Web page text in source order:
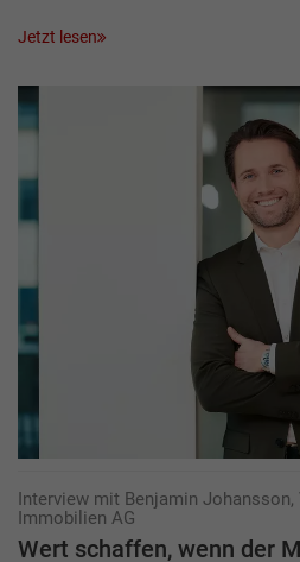
Jetzt lesen
Interview mit Benjamin Johansson,
Immobilien AG
Wert schaffen, wenn der